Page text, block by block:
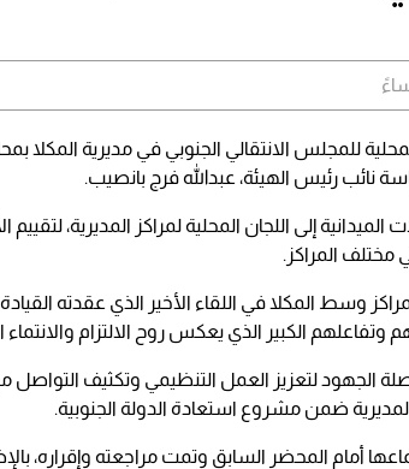
للمجلس الانتقالي الجنوبي في مديرية
نائب رئيس الهيئة، عبدالله فرج بانصيب.
إلى اللجان المحلية لمراكز المديرية، لتقييم
مختلف المراكز.
وسط المكلا في اللقاء الأخير الذي عقدته
الكبير الذي يعكس روح الالتزام والانتماء
الجهود لتعزيز العمل التنظيمي وتكثيف التواصل
ضمن مشروع استعادة الدولة الجنوبية.
أمام المحضر السابق وتمت مراجعته وإقراره،